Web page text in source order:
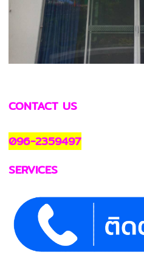
CONTACT US
096-2359497
SERVICES